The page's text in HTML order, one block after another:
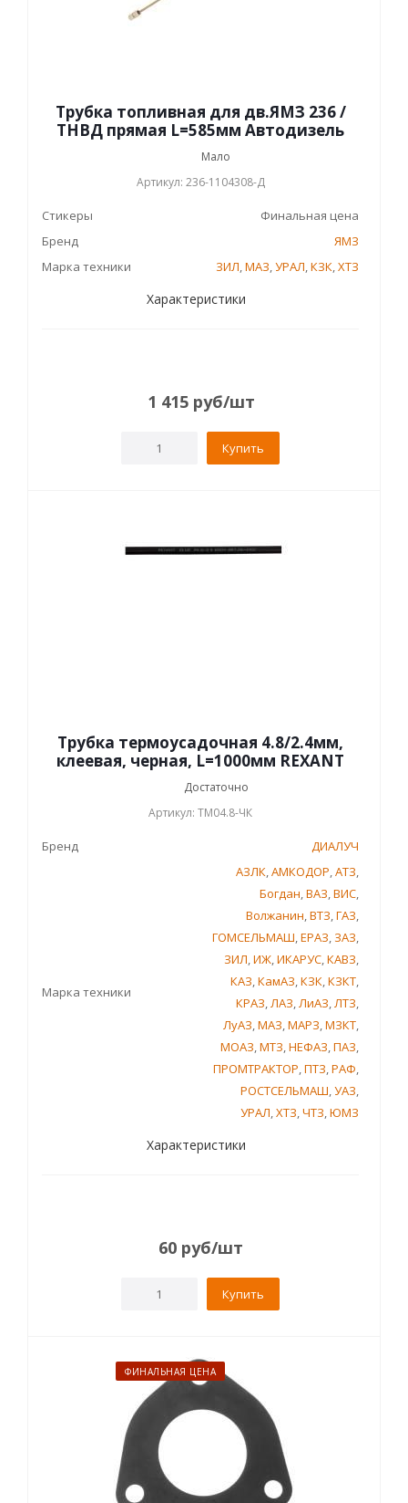
Трубка топливная для дв.ЯМЗ 236 /
ТНВД прямая L=585мм Автодизель
Мало
Артикул: 236-1104308-Д
Стикеры
Финальная цена
Бренд
ЯМЗ
Марка техники
ЗИЛ,МАЗ,УРАЛ,КЗК,ХТЗ
Характеристики
1 415руб/шт
Купить
Трубка термоусадочная 4.8/2.4мм,
клеевая, черная, L=1000мм REXANT
Достаточно
Артикул: ТМ04.8-ЧК
Бренд ДИАЛУЧ
Марка техники
АЗЛК,АМКОДОР,АТЗ,
Богдан,ВАЗ,ВИС,
Волжанин,ВТЗ,ГАЗ,
ГОМСЕЛЬМАШ,ЕРАЗ, ЗАЗ,
ЗИЛ,ИЖ,ИКАРУС,КАВЗ,
КАЗ,КамАЗ,КЗК,КЗКТ,
КРАЗ,ЛАЗ,ЛиАЗ,ЛТЗ,
ЛуАЗ,МАЗ,МАРЗ,МЗКТ,
МОАЗ,МТЗ,НЕФАЗ,ПАЗ,
ПРОМТРАКТОР,ПТЗ,РАФ,
РОСТСЕЛЬМАШ,УАЗ,
УРАЛ,ХТЗ,ЧТЗ,ЮМЗ
Характеристики
60 руб/шт
Купить
ФИНАЛЬНАЯ ЦЕНА